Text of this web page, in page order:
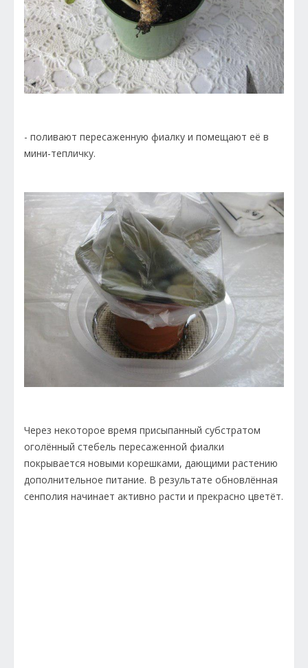
- поливают пересаженную фиалку и помещают её в
мини-тепличку.
Через некоторое время присыпанный субстратом
оголённый стебель пересаженной фиалки
покрывается новыми корешками, дающими растению
дополнительное питание. В результате обновлённая
сенполия начинает активно расти и прекрасно цветёт.